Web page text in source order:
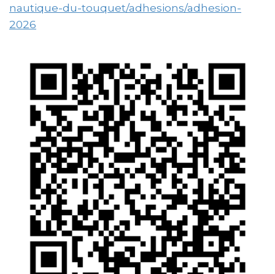
nautique-du-touquet/adhesions/adhesion-
2026